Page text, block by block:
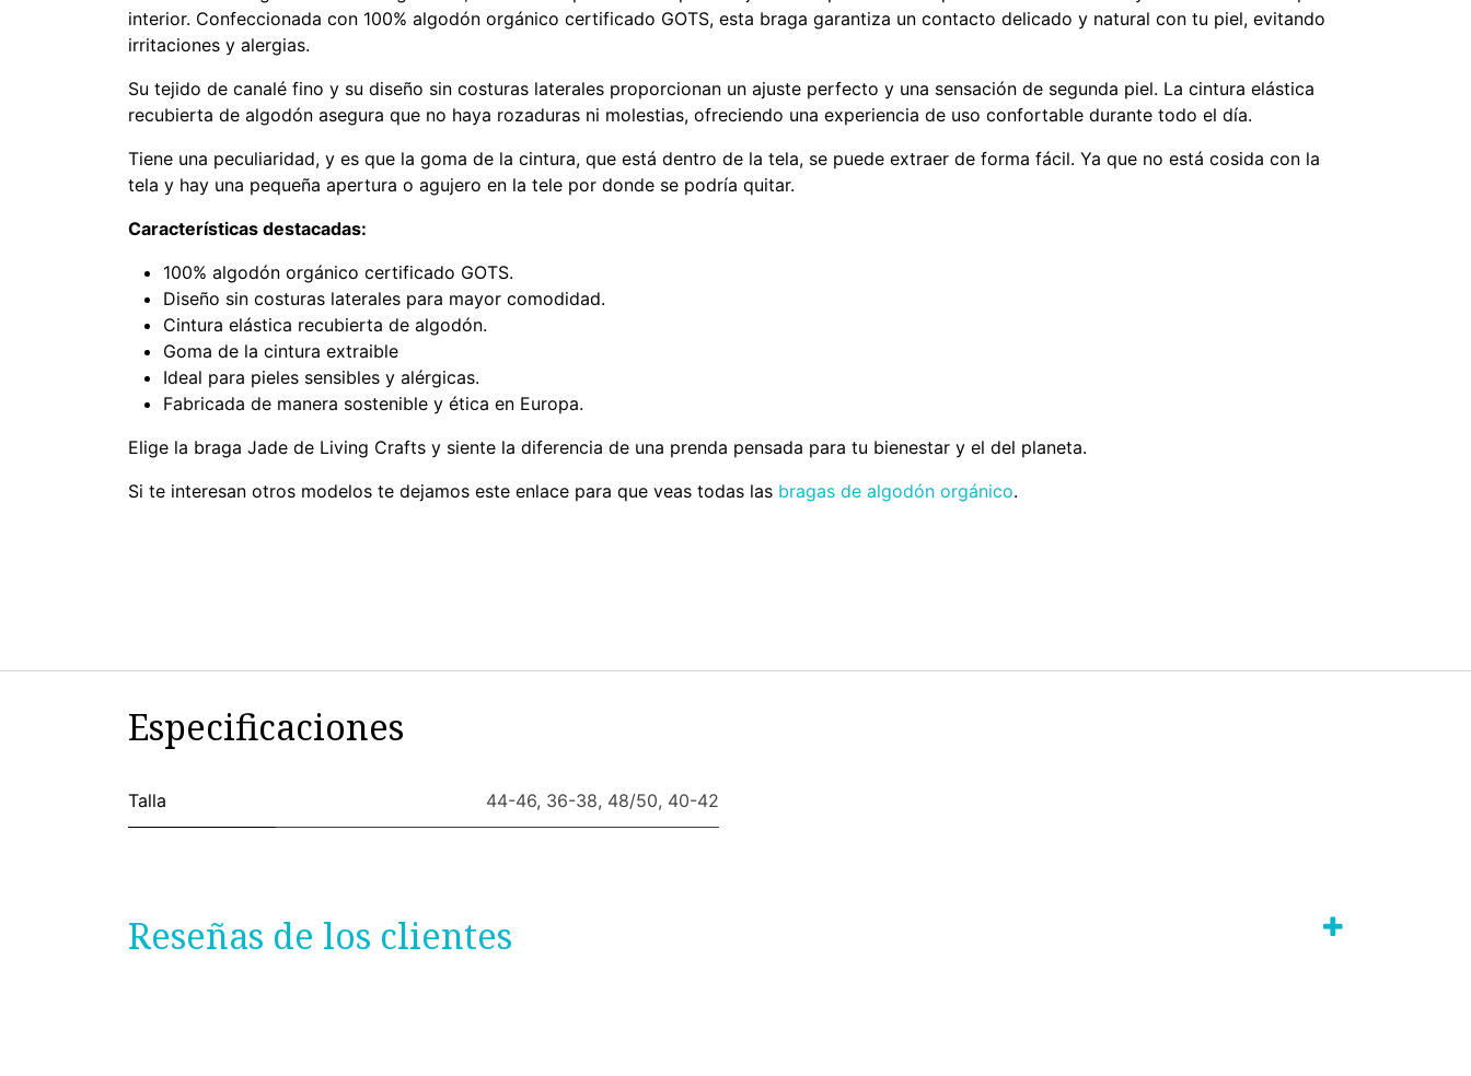
interior. Confeccionada con 100% algodón orgánico certificado GOTS, esta braga garantiza un contacto delicado y natural con tu piel, evitando
irritaciones y alergias.
Su tejido de canalé fino y su diseño sin costuras laterales proporcionan un ajuste perfecto y una sensación de segunda piel. La cintura elástica
recubierta de algodón asegura que no haya rozaduras ni molestias, ofreciendo una experiencia de uso confortable durante todo el día.
Tiene una peculiaridad, y es que la goma de la cintura, que está dentro de la tela, se puede extraer de forma fácil. Ya que no está cosida con la
tela y hay una pequeña apertura o agujero en la tele por donde se podría quitar.
Características destacadas:
100% algodón orgánico certificado GOTS.
Diseño sin costuras laterales para mayor comodidad.
Cintura elástica recubierta de algodón.
Goma de la cintura extraible
Ideal para pieles sensibles y alérgicas.
Fabricada de manera sostenible y ética en Europa.
Elige la braga Jade de Living Crafts y siente la diferencia de una prenda pensada para tu bienestar y el del planeta.
Si te interesan otros modelos te dejamos este enlace para que veas todas las bragas de algodón orgánico.
Especificaciones
Talla 44-46, 36-38, 48/50, 40-42
Reseñas de los clientes